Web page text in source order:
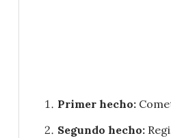
Primer hecho:
Segundo hecho: